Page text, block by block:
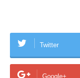
Twitter
Google+